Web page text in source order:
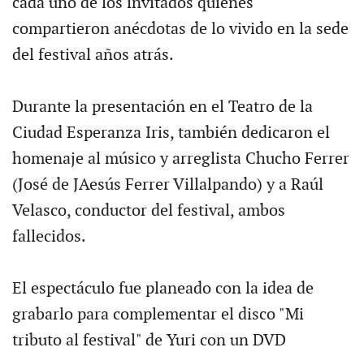
compartieron anécdotas de lo vivido en la sede
del festival años atrás.
Durante la presentación en el Teatro de la
Ciudad Esperanza Iris, también dedicaron el
homenaje al músico y arreglista Chucho Ferrer
(José de JAesús Ferrer Villalpando) y a Raúl
Velasco, conductor del festival, ambos
fallecidos.
El espectáculo fue planeado con la idea de
grabarlo para complementar el disco "Mi
tributo al festival" de Yuri con un DVD